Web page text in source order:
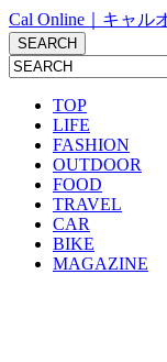
Cal Online｜キャル
TOP
LIFE
FASHION
OUTDOOR
FOOD
TRAVEL
CAR
BIKE
MAGAZINE